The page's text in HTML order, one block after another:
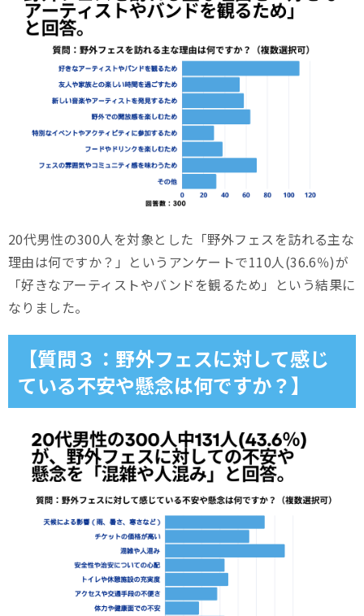
20代男性の300人を対象とした「野外フェスを訪れる主な
理由は何ですか？」というアンケートで110人(36.6％)が
「好きなアーティストやバンドを観るため」という結果に
なりました。
【質問３：野外フェスに対して感じ
ている不安や懸念は何ですか？】